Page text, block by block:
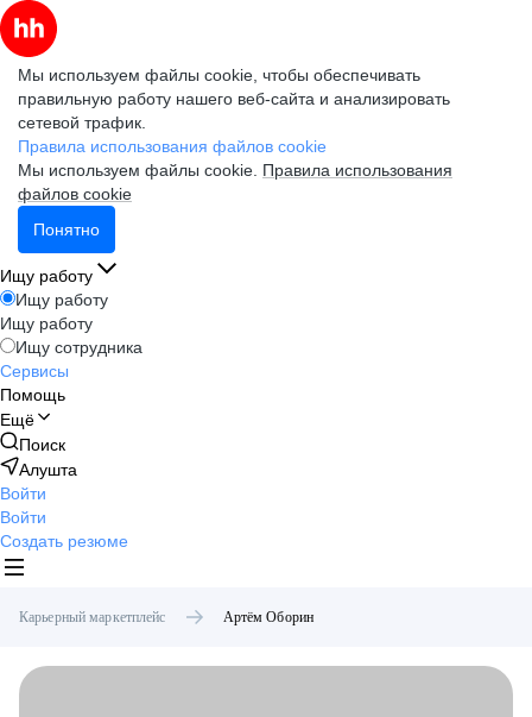
Мы используем файлы cookie, чтобы обеспечивать
правильную работу нашего веб-сайта и анализировать
сетевой трафик.
Правила использования файлов cookie
Мы используем файлы cookie. Правила использования
файлов cookie
Понятно
Ищу работу
Ищу работу
Ищу работу
Ищу сотрудника
Сервисы
Помощь
Ещё
Поиск
Алушта
Войти
Войти
Создать резюме
Карьерный маркетплейс Артём Оборин